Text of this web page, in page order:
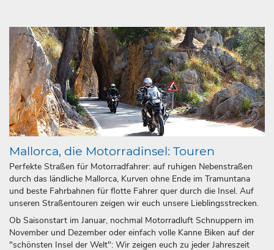
Mallorca, die Motorradinsel: Touren
Perfekte Straßen für Motorradfahrer: auf ruhigen Nebenstraßen
durch das ländliche Mallorca, Kurven ohne Ende im Tramuntana
und beste Fahrbahnen für flotte Fahrer quer durch die Insel. Auf
unseren Straßentouren zeigen wir euch unsere Lieblingsstrecken.
Ob Saisonstart im Januar, nochmal Motorradluft Schnuppern im
November und Dezember oder einfach volle Kanne Biken auf der
"schönsten Insel der Welt": Wir zeigen euch zu jeder Jahreszeit